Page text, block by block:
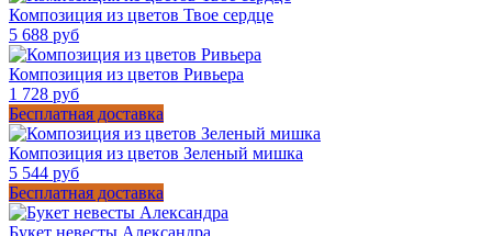
Композиция из цветов Твое сердце
5 688 руб
Композиция из цветов Ривьера
1 728 руб
Бесплатная доставка
Композиция из цветов Зеленый мишка
5 544 руб
Бесплатная доставка
Букет невесты Александра